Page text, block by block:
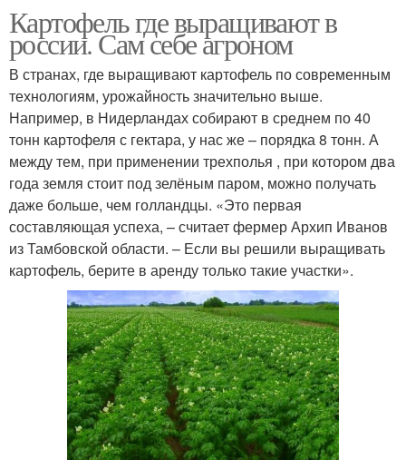
Картофель где выращивают в
россии. Сам себе агроном
В странах, где выращивают картофель по современным
технологиям, урожайность значительно выше.
Например, в Нидерландах собирают в среднем по 40
тонн картофеля с гектара, у нас же – порядка 8 тонн. А
между тем, при применении трехполья , при котором два
года земля стоит под зелёным паром, можно получать
даже больше, чем голландцы. «Это первая
составляющая успеха, – считает фермер Архип Иванов
из Тамбовской области. – Если вы решили выращивать
картофель, берите в аренду только такие участки».